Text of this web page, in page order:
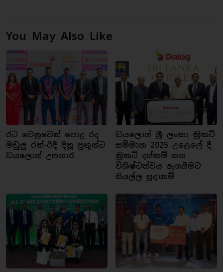
You May Also Like
රට වෙනුවෙන් පොදු රද
මඩුලු රන්-රිදී දිනූ පුතුන්ට
ඩයලොග් උපහාර
ඩයලොග් ශ්‍රී ලංකා ක්‍රිකට්
සම්මාන 2025 උළෙලේ දී
ක්‍රිකට් දස්කම් සහ
විශිෂ්ටත්වය ඇගයීමට
සියල්ල සූදානම්